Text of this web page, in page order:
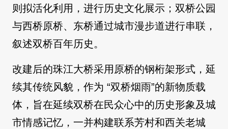
则拟活化利用，进行历史文化展示；双桥公园
与西桥原桥、东桥通过城市漫步道进行串联，
叙述双桥百年历史。
改建后的珠江大桥采用原桥的钢桁架形式，延
续其传统风貌，作为 “双桥烟雨”的新物质载
体，旨在延续双桥在民众心中的历史形象及城
市情感记忆，一并构建联系芳村和西关老城